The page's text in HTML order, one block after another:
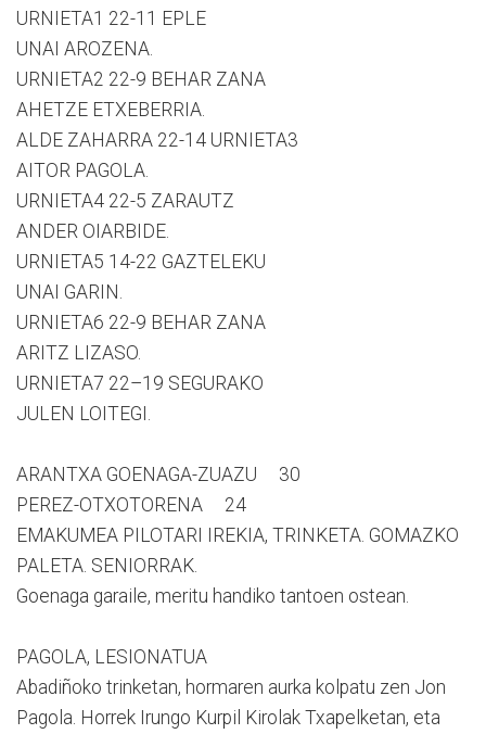
URNIETA1 22-11 EPLE
UNAI AROZENA.
URNIETA2 22-9 BEHAR ZANA
AHETZE ETXEBERRIA.
ALDE ZAHARRA 22-14 URNIETA3
AITOR PAGOLA.
URNIETA4 22-5 ZARAUTZ
ANDER OIARBIDE.
URNIETA5 14-22 GAZTELEKU
UNAI GARIN.
URNIETA6 22-9 BEHAR ZANA
ARITZ LIZASO.
URNIETA7 22–19 SEGURAKO
JULEN LOITEGI.
ARANTXA GOENAGA-ZUAZU 30
PEREZ-OTXOTORENA 24
EMAKUMEA PILOTARI IREKIA, TRINKETA. GOMAZKO
PALETA. SENIORRAK.
Goenaga garaile, meritu handiko tantoen ostean.
PAGOLA, LESIONATUA
Abadiñoko trinketan, hormaren aurka kolpatu zen Jon
Pagola. Horrek Irungo Kurpil Kirolak Txapelketan, eta